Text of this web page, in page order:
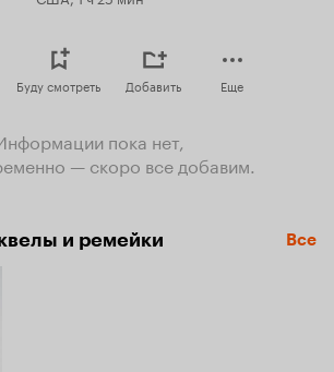
Буду смотреть Добавить Еще
пока нет,
— скоро все добавим.
и ремейки Все